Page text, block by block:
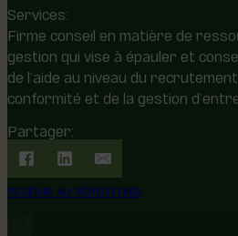
Services:
Firme conseil en matière de
gestion qui vise à épauler et
de l’aide au niveau du
conformité et de la gestion
Partager:
REVENIR AU RÉPERTOIRE